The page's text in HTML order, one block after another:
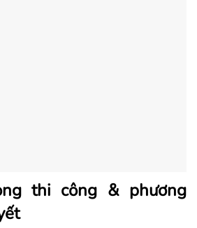
thi công & phương